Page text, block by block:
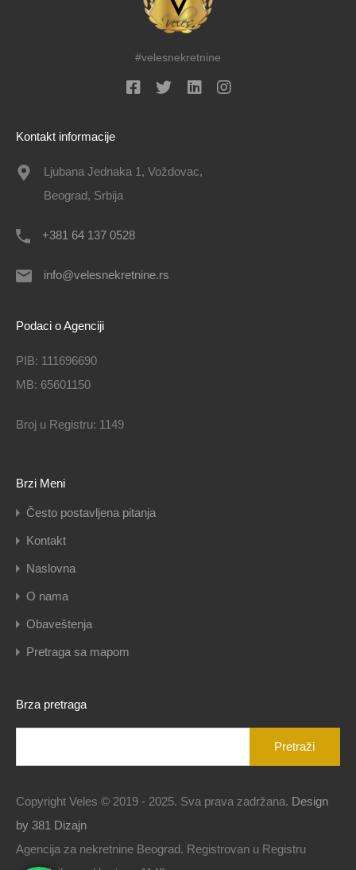
#velesnekretnine
Kontakt informacije
Ljubana Jednaka 1, Voždovac,
Beograd, Srbija
+381 64 137 0528
info@velesnekretnine.rs
Podaci o Agenciji
PIB: 111696690
MB: 65601150
Broj u Registru: 1149
Brzi Meni
Često postavljena pitanja
Kontakt
Naslovna
O nama
Obaveštenja
Pretraga sa mapom
Brza pretraga
Copyright Veles © 2019 - 2025. Sva prava zadržana. Design
by 381 Dizajn
Agencija za nekretnine Beograd. Registrovan u Registru